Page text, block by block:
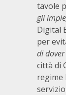
tavole
gli
Digital
per
di
città di
regime